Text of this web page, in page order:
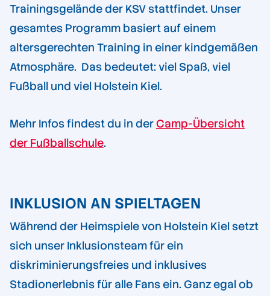
Trainingsgelände der KSV stattfindet. Unser
gesamtes Programm basiert auf einem
altersgerechten Training in einer kindgemäßen
Atmosphäre. Das bedeutet: viel Spaß, viel
Fußball und viel Holstein Kiel.
Mehr Infos findest du in derCamp-Übersicht
der Fußballschule.
INKLUSION AN SPIELTAGEN
Während der Heimspiele von Holstein Kiel setzt
sich unser Inklusionsteam für ein
diskriminierungsfreies und inklusives
Stadionerlebnis für alle Fans ein. Ganz egal ob